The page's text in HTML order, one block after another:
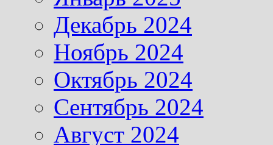
Декабрь 2024
Ноябрь 2024
Октябрь 2024
Сентябрь 2024
Август 2024